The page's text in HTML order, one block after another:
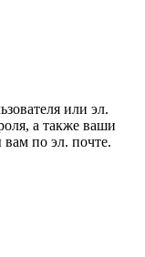
или эл.
а также ваши
по эл. почте.